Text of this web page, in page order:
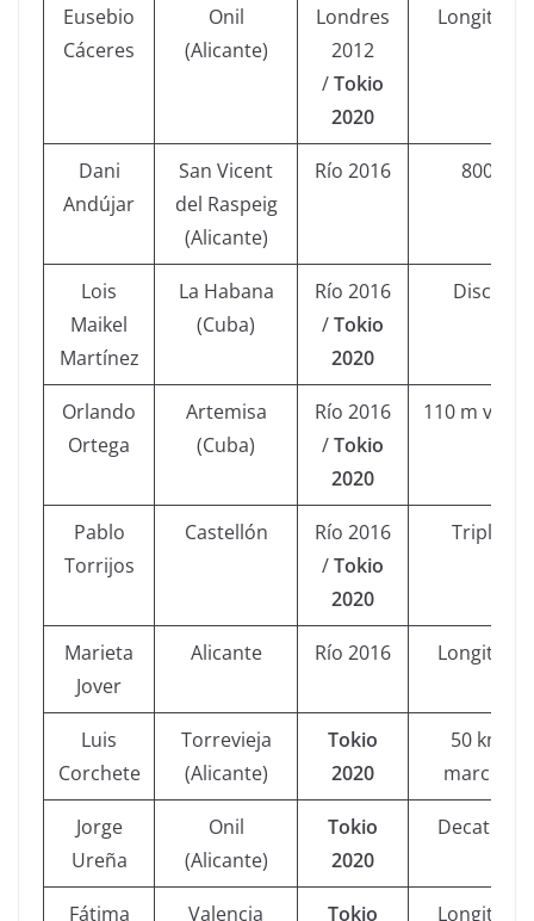
Eusebio
Cáceres
Onil
(Alicante)
Londres
2012
/Tokio
2020
Longitud
Dani
Andújar
San Vicent
del Raspeig
(Alicante)
Río 2016 800
Lois
Maikel
Martínez
La Habana
(Cuba)
Río 2016
/Tokio
2020
Disco
Orlando
Ortega
Artemisa
(Cuba)
Río 2016
/Tokio
2020
110 m vallas
Pablo
Torrijos
Castellón
Río 2016
/Tokio
2020
Triple
Marieta
Jover
Alicante Río 2016 Longitud
Luis
Corchete
Torrevieja
(Alicante)
Tokio
2020
50 km
marcha
Jorge
Ureña
Onil
(Alicante)
Tokio
2020
Decatlón
Fátima Valencia Tokio Longitud